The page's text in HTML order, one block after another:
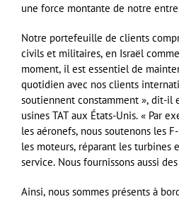
une force montante de notre
Notre portefeuille de clients
civils et militaires, en Israël comme
moment, il est essentiel de
quotidien avec nos clients
soutiennent constamment », dit-il
usines TAT aux États-Unis. « Par
les aéronefs, nous soutenons les
les moteurs, réparant les turbines
service. Nous fournissons aussi
Ainsi, nous sommes présents à